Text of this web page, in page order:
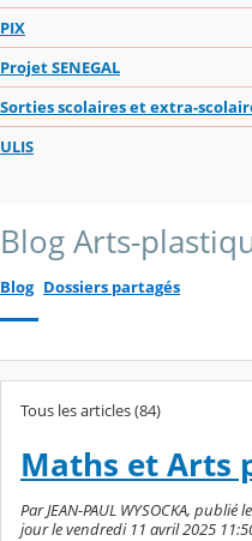
PIX
Projet SENEGAL
Sorties scolaires et extra-
ULIS
Blog Arts-
Blog Dossiers partagés
Tous les articles (84)
Maths et Arts
Par JEAN-PAUL WYSOCKA,
jour le vendredi 11 avril 2025